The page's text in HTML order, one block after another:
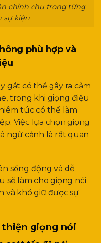
chỉnh chu trong từng
sự kiện
phù hợp và
gắt có thể gây ra cảm
trong khi giọng điệu
túc có thể làm
Việc lựa chọn giọng
ngữ cảnh là rất quan
sống động và dễ
sẽ làm cho giọng nói
và khó giữ được sự
thiện giọng nói